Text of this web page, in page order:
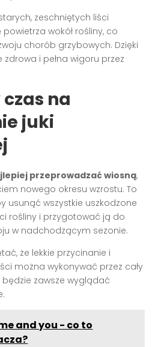
zeschniętych liści
wokół rośliny, co
chorób grzybowych. Dzięki
i pełna wigoru przez
na
juki
przeprowadzać wiosną,
nowego okresu wzrostu. To
usunąć wszystkie uszkodzone
rośliny i przygotować ją do
w nadchodzącym sezonie.
że lekkie przycinanie i
można wykonywać przez cały
będzie zawsze wyglądać
and you - co to